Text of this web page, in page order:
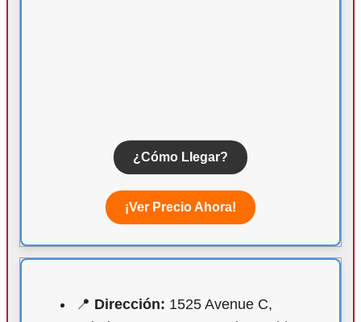
¿Cómo Llegar?
¡Ver Precio Ahora!
📍 Dirección: 1525 Avenue C,